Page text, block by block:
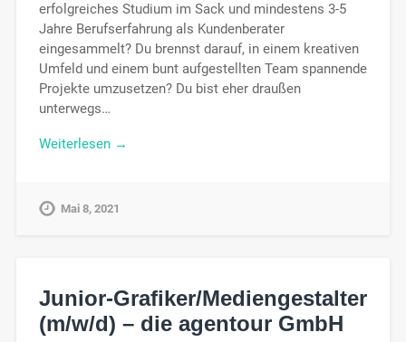
erfolgreiches Studium im Sack und mindestens 3-5
Jahre Berufserfahrung als Kundenberater
eingesammelt? Du brennst darauf, in einem kreativen
Umfeld und einem bunt aufgestellten Team spannende
Projekte umzusetzen? Du bist eher draußen
unterwegs…
Weiterlesen →
Mai 8, 2021
Junior-Grafiker/Mediengestalter
(m/w/d) – die agentour GmbH